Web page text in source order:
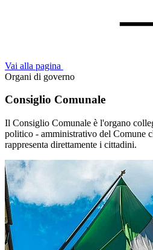
Vai alla pagina
Organi di governo
Consiglio Comunale
Il Consiglio Comunale è l'organo
politico - amministrativo del Comune
rappresenta direttamente i cittadini.